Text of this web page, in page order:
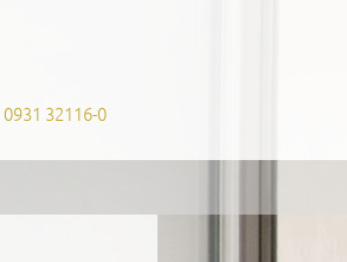
0931 32116-0